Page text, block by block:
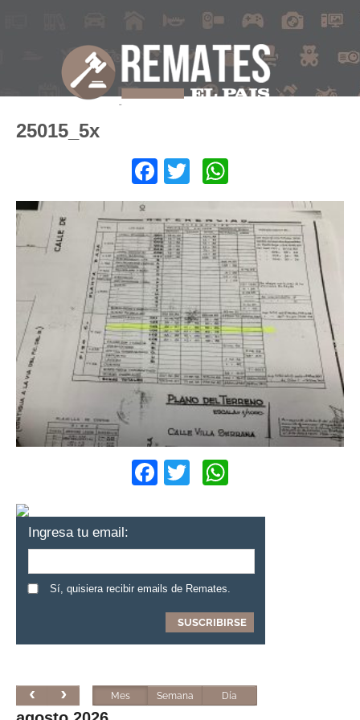
25015_5x
Facebook
Twitter
Facebook
Twitter
Ingresa tu email:
Sí, quisiera recibir emails de Remates.
Mes Semana Día